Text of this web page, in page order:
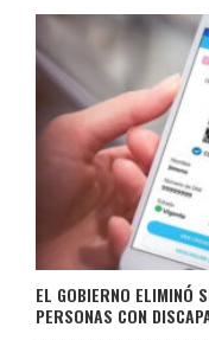
EL GOBIERNO ELIMINÓ
PERSONAS CON